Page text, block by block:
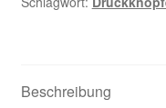
Menge
Beschreibung